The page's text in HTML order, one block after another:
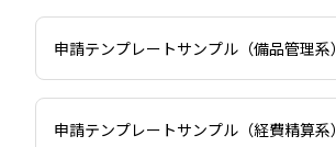
申請テンプレートサンプル（備品管理系）
申請テンプレートサンプル（経費精算系）